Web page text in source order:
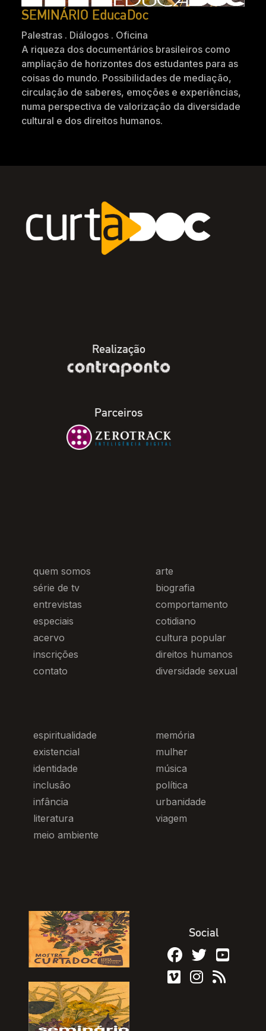
SEMINÁRIO EducaDoc
Palestras . Diálogos . Oficina
A riqueza dos documentários brasileiros como
ampliação de horizontes dos estudantes para as
coisas do mundo. Possibilidades de mediação,
circulação de saberes, emoções e experiências,
numa perspectiva de valorização da diversidade
cultural e dos direitos humanos.
Realização
Parceiros
quem somos
série de tv
entrevistas
especiais
acervo
inscrições
contato
arte
biografia
comportamento
cotidiano
cultura popular
direitos humanos
diversidade sexual
espiritualidade
existencial
identidade
inclusão
infância
literatura
meio ambiente
memória
mulher
música
política
urbanidade
viagem
Social